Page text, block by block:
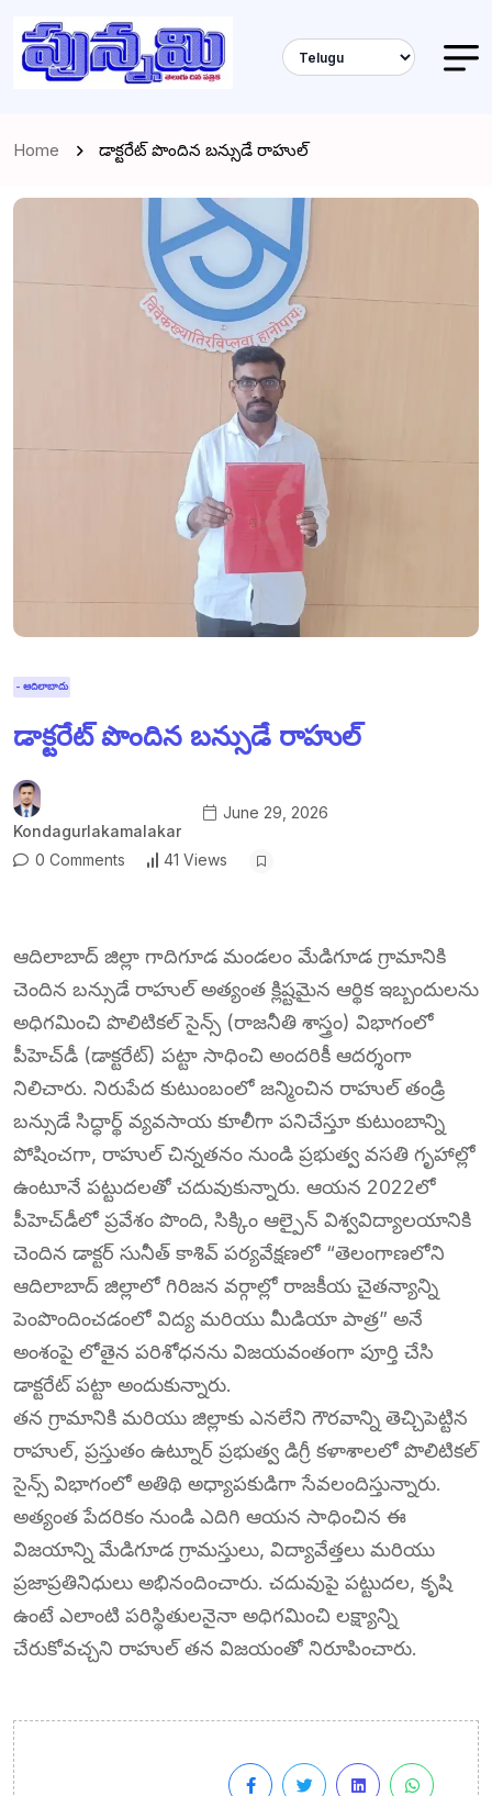
Home డాక్టరేట్ పొందిన బన్సుడే రాహుల్
- ఆదిలాబాదు
డాక్టరేట్ పొందిన బన్సుడే రాహుల్
Kondagurlakamalakar
June 29, 2026
0 Comments 41 Views
ఆదిలాబాద్ జిల్లా గాదిగూడ మండలం మేడిగూడ గ్రామానికి
చెందిన బన్సుడే రాహుల్ అత్యంత క్లిష్టమైన ఆర్థిక ఇబ్బందులను
అధిగమించి పొలిటికల్ సైన్స్ (రాజనీతి శాస్త్రం) విభాగంలో
పీహెచ్‌డీ (డాక్టరేట్) పట్టా సాధించి అందరికీ ఆదర్శంగా
నిలిచారు. నిరుపేద కుటుంబంలో జన్మించిన రాహుల్ తండ్రి
బన్సుడే సిద్ధార్థ్ వ్యవసాయ కూలీగా పనిచేస్తూ కుటుంబాన్ని
పోషించగా, రాహుల్ చిన్నతనం నుండి ప్రభుత్వ వసతి గృహాల్లో
ఉంటూనే పట్టుదలతో చదువుకున్నారు. ఆయన 2022లో
పీహెచ్‌డీలో ప్రవేశం పొంది, సిక్కిం ఆల్పైన్ విశ్వవిద్యాలయానికి
చెందిన డాక్టర్ సునీత్ కాశివ్ పర్యవేక్షణలో “తెలంగాణలోని
ఆదిలాబాద్ జిల్లాలో గిరిజన వర్గాల్లో రాజకీయ చైతన్యాన్ని
పెంపొందించడంలో విద్య మరియు మీడియా పాత్ర” అనే
అంశంపై లోతైన పరిశోధనను విజయవంతంగా పూర్తి చేసి
డాక్టరేట్ పట్టా అందుకున్నారు.
తన గ్రామానికి మరియు జిల్లాకు ఎనలేని గౌరవాన్ని తెచ్చిపెట్టిన
రాహుల్, ప్రస్తుతం ఉట్నూర్ ప్రభుత్వ డిగ్రీ కళాశాలలో పొలిటికల్
సైన్స్ విభాగంలో అతిథి అధ్యాపకుడిగా సేవలందిస్తున్నారు.
అత్యంత పేదరికం నుండి ఎదిగి ఆయన సాధించిన ఈ
విజయాన్ని మేడిగూడ గ్రామస్తులు, విద్యావేత్తలు మరియు
ప్రజాప్రతినిధులు అభినందించారు. చదువుపై పట్టుదల, కృషి
ఉంటే ఎలాంటి పరిస్థితులనైనా అధిగమించి లక్ష్యాన్ని
చేరుకోవచ్చని రాహుల్ తన విజయంతో నిరూపించారు.